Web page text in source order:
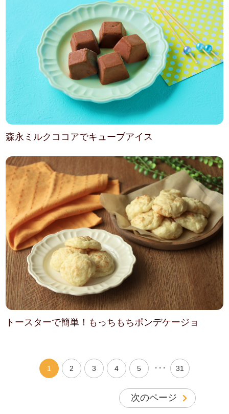
森永ミルクココアでキューブアイス
トースターで簡単！もっちもちポンデケージョ
1 2 3 4 5 ・・・ 31
次のページ